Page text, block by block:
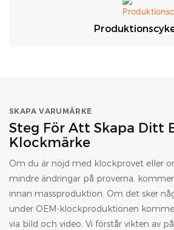
SKAPA VARUMÄRKE
Steg För Att Skapa Ditt
Klockmärke
Om du är nöjd med klockprovet eller
mindre ändringar på proverna,
innan massproduktion. Om det sker
under OEM-klockproduktionen
via bild och video. Vi förstår vikten av